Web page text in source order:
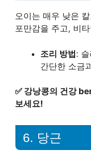
오이는 매우 낮은
포만감을 주고, 비
조리 방법:
간단한 소금
✅ 강낭콩의 건강
보세요!
6. 당근